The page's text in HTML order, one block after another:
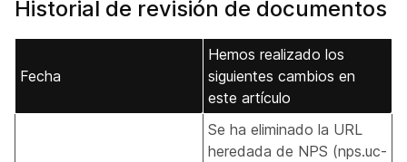
Historial de revisión de documentos
Fecha
Hemos realizado los
siguientes cambios en
este artículo
Se ha eliminado la URL
heredada de NPS (nps.uc-